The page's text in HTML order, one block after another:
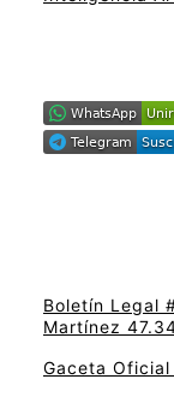
Boletín Legal
Martínez
Gaceta